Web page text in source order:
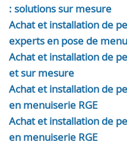
: solutions sur mesure
Achat et installation de
experts en pose de
Achat et installation de
et sur mesure
Achat et installation de
en menuiserie RGE
Achat et installation de
en menuiserie RGE